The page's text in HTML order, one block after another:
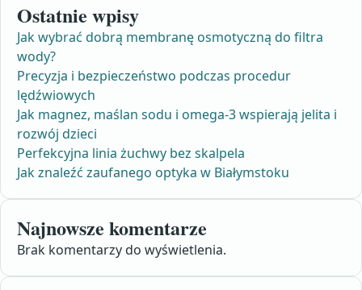
Ostatnie wpisy
Jak wybrać dobrą membranę osmotyczną do filtra
wody?
Precyzja i bezpieczeństwo podczas procedur
lędźwiowych
Jak magnez, maślan sodu i omega-3 wspierają jelita i
rozwój dzieci
Perfekcyjna linia żuchwy bez skalpela
Jak znaleźć zaufanego optyka w Białymstoku
Najnowsze komentarze
Brak komentarzy do wyświetlenia.